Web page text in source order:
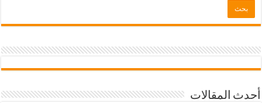
أحدث المقالات